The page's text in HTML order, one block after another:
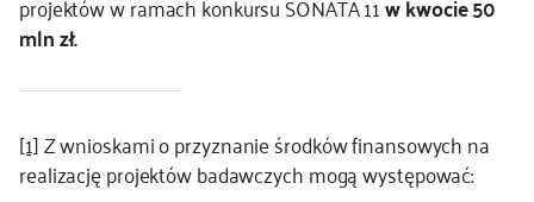
mln zł.
[1]Z wnioskami o przyznanie środków finansowych na
realizację projektów badawczych mogą występować: